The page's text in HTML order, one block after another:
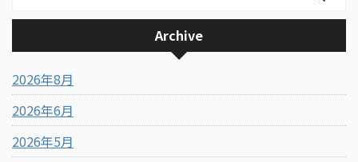
Archive
2026年8月
2026年6月
2026年5月